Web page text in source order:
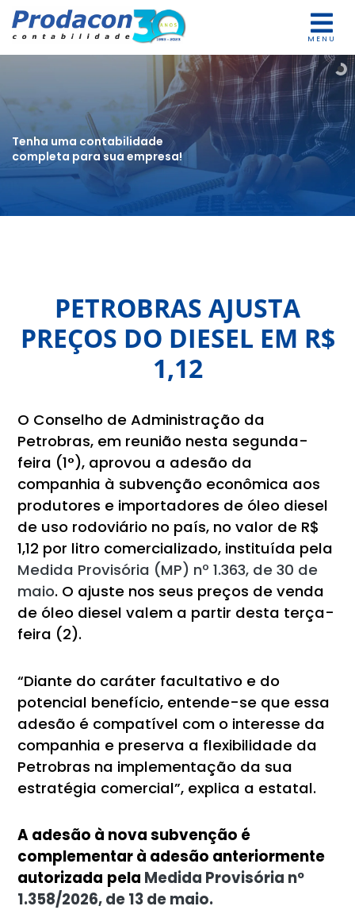
MENU
Tenha uma contabilidade
completa para sua empresa!
PETROBRAS AJUSTA
PREÇOS DO DIESEL EM R$
1,12
O Conselho de Administração da
Petrobras, em reunião nesta segunda-
feira (1°), aprovou a adesão da
companhia à subvenção econômica aos
produtores e importadores de óleo diesel
de uso rodoviário no país, no valor de R$
1,12 por litro comercializado, instituída pela
Medida Provisória (MP) nº 1.363, de 30 de
maio. O ajuste nos seus preços de venda
de óleo diesel valem a partir desta terça-
feira (2).
“Diante do caráter facultativo e do
potencial benefício, entende-se que essa
adesão é compatível com o interesse da
companhia e preserva a flexibilidade da
Petrobras na implementação da sua
estratégia comercial”, explica a estatal.
A adesão à nova subvenção é
complementar à adesão anteriormente
autorizada pela Medida Provisória nº
1.358/2026, de 13 de maio.